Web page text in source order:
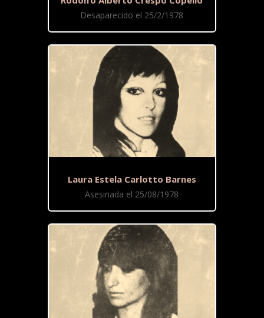
Desaparecido el 25/2/1978
Laura Estela Carlotto Barnes
Asesinada el 25/08/1978